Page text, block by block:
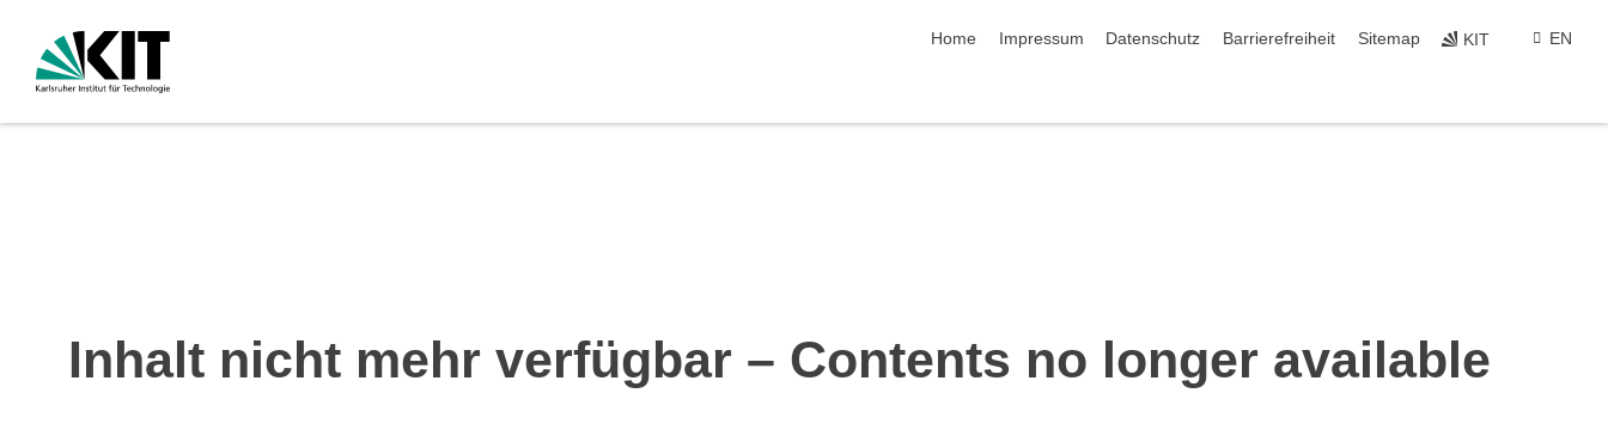
Home
Impressum Datenschutz Barrierefreiheit Sitemap KIT EN
Inhalt nicht mehr verfügbar – Contents no longer available